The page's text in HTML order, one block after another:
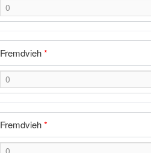
Fremdvieh*
Fremdvieh*